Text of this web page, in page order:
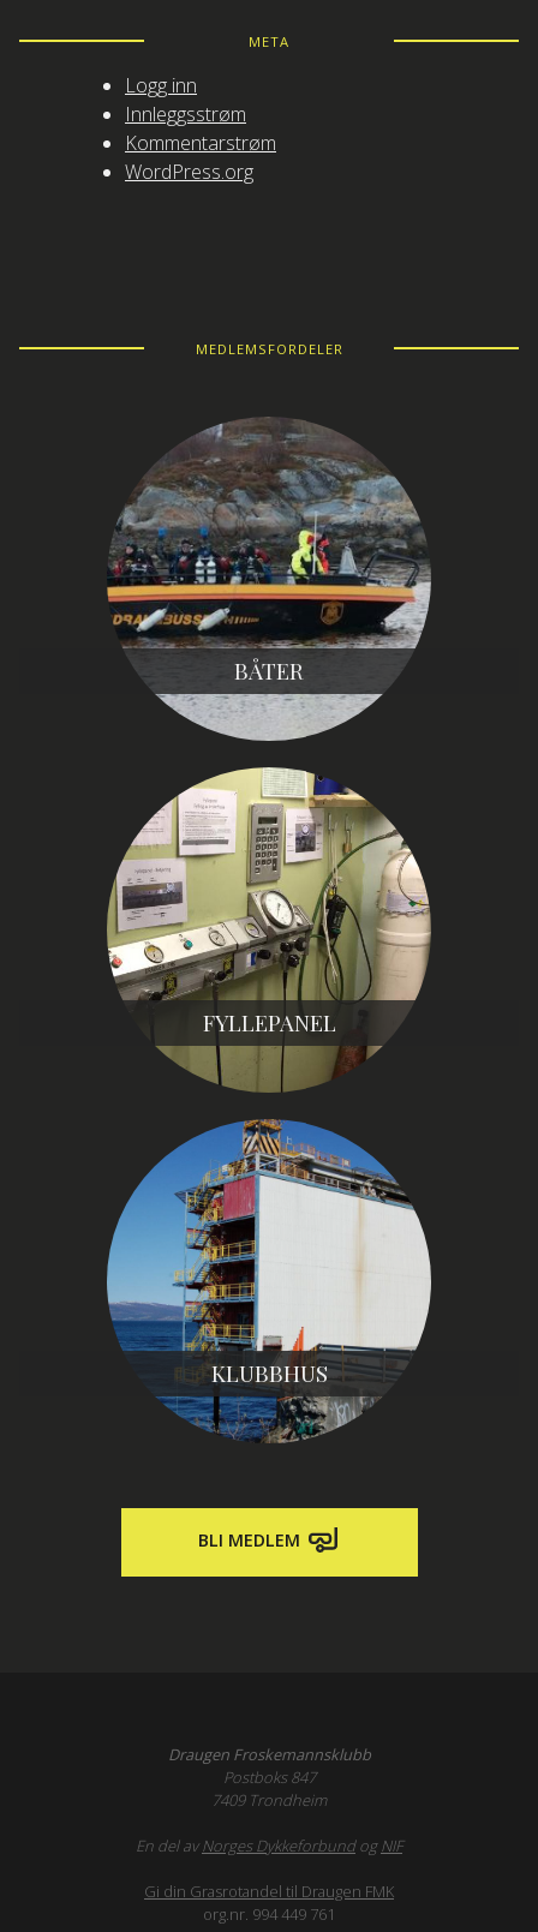
META
Logg inn
Innleggsstrøm
Kommentarstrøm
WordPress.org
MEDLEMSFORDELER
BÅTER
FYLLEPANEL
KLUBBHUS
BLI MEDLEM
Draugen Froskemannsklubb
Postboks 847
7409 Trondheim
En del avNorges DykkeforbundogNIF
Gi din Grasrotandel til Draugen FMK
org.nr. 994 449 761